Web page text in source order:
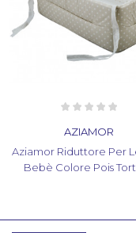
AZIAMOR
Aziamor Riduttore Per
Bebè Colore Pois